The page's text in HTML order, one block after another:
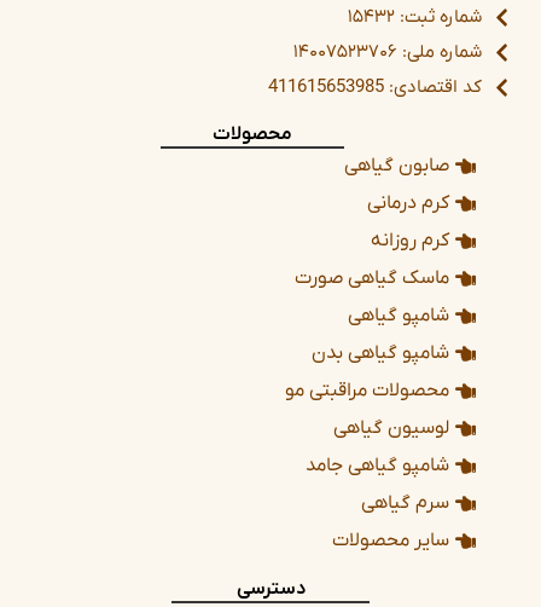
شماره ثبت: ۱۵۴۳۲
شماره ملی: ۱۴۰۰۷۵۲۳۷۰۶
کد اقتصادی: 411615653985
محصولات
صابون گیاهی
کرم درمانی
کرم روزانه
ماسک گیاهی صورت
شامپو گیاهی
شامپو گیاهی بدن
محصولات مراقبتی مو
لوسیون گیاهی
شامپو گیاهی جامد
سرم گیاهی
سایر محصولات
دسترسی